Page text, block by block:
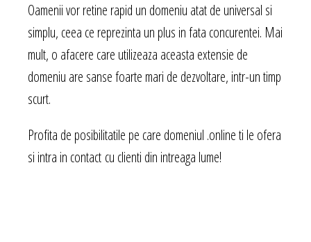
Oamenii vor retine rapid un domeniu atat de universal si
simplu, ceea ce reprezinta un plus in fata concurentei. Mai
mult, o afacere care utilizeaza aceasta extensie de
domeniu are sanse foarte mari de dezvoltare, intr-un timp
scurt.
Profita de posibilitatile pe care domeniul .online ti le ofera
si intra in contact cu clienti din intreaga lume!